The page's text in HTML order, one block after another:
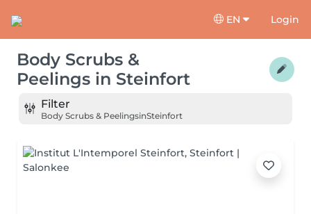
EN Login
Body Scrubs &
Peelings in Steinfort
Filter
Body Scrubs & PeelingsinSteinfort